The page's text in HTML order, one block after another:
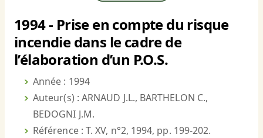
1994 - Prise en compte du risque
incendie dans le cadre de
l’élaboration d’un P.O.S.
Année : 1994
Auteur(s) : ARNAUD J.L., BARTHELON C.,
BEDOGNI J.M.
Référence : T. XV, n°2, 1994, pp. 199-202.